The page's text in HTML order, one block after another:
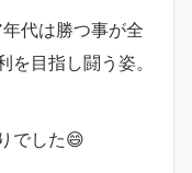
代は勝つ事が全
目指し闘う姿。
でした😄